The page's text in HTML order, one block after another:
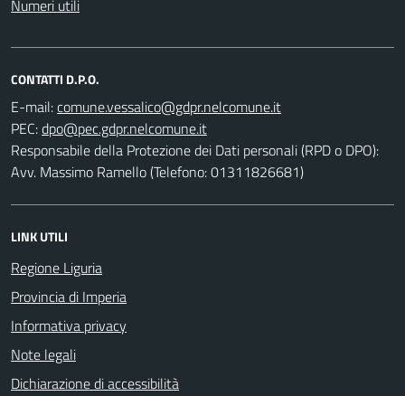
Numeri utili
CONTATTI D.P.O.
E-mail:
PEC:
Responsabile della Protezione dei Dati personali (RPD o DPO):
Avv. Massimo Ramello (Telefono: 01311826681)
LINK UTILI
Regione Liguria
Provincia di Imperia
Informativa privacy
Note legali
Dichiarazione di accessibilità